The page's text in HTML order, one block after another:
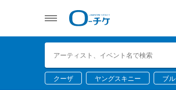
クーザ ヤングスキニー ブ